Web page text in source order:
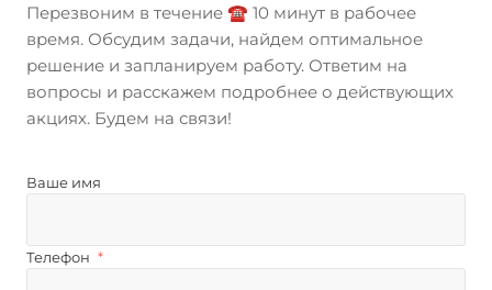
Перезвоним в течение ☎️ 10 минут в рабочее
время. Обсудим задачи, найдем оптимальное
решение и запланируем работу. Ответим на
вопросы и расскажем подробнее о действующих
акциях. Будем на связи!
Ваше имя
Телефон *